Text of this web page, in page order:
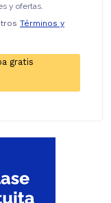
y ofertas.
Términos y